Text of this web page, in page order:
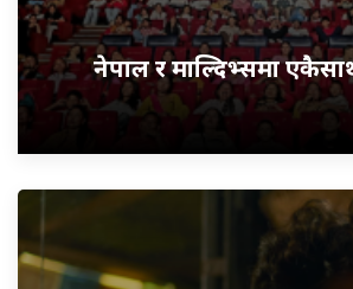
नेपाल र माल्दिभ्समा